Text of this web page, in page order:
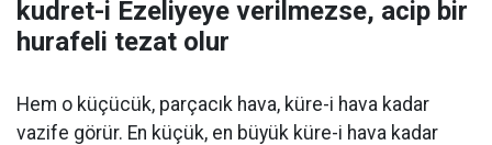
kudret-i Ezeliyeye verilmezse, acip bir
hurafeli tezat olur
Hem o küçücük, parçacık hava, küre-i hava kadar
vazife görür. En küçük, en büyük küre-i hava kadar